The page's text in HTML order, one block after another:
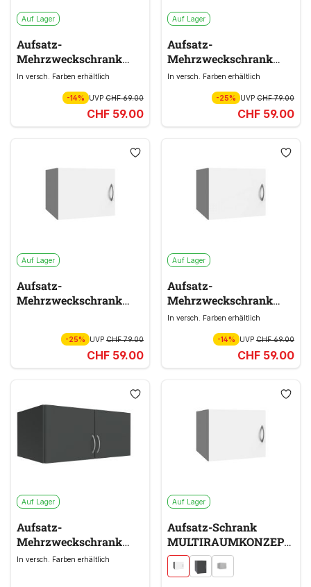
Auf Lager
Aufsatz-
Mehrzweckschrank
MULTIRAUMKONZEPT
In versch. Farben erhältlich
-14% UVP CHF 69.00
CHF 59.00
Auf Lager
Aufsatz-
Mehrzweckschrank
MULTIRAUMKONZEPT
In versch. Farben erhältlich
-25% UVPCHF 79.00
CHF 59.00
Auf Lager
Aufsatz-
Mehrzweckschrank
-25% UVP CHF 79.00
CHF 59.00
Auf Lager
Aufsatz-
Mehrzweckschrank
MULTIRAUMKONZEPT
In versch. Farben erhältlich
-14% UVPCHF 69.00
CHF 59.00
Auf Lager
Aufsatz-
Mehrzweckschrank
MULTIRAUMKONZEPT
In versch. Farben erhältlich
Auf Lager
Aufsatz-Schrank
MULTIRAUMKONZEPT
weiß